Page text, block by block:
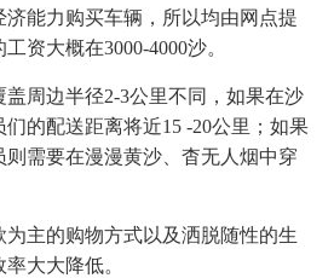
济能力购买车辆，所以均由网点提
资大概在3000-4000沙。
周边半径2-3公里不同，如果在沙
的配送距离将近15 -20公里；如果
需要在漫漫黄沙、杳无人烟中穿
主的购物方式以及洒脱随性的生
大大降低。